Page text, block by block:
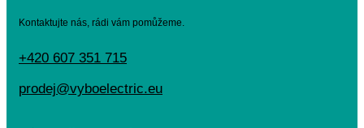
Kontaktujte nás, rádi vám pomůžeme.
+420 607 351 715
prodej@vyboelectric.eu